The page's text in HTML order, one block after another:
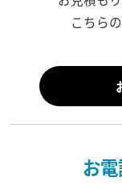
こちら
お